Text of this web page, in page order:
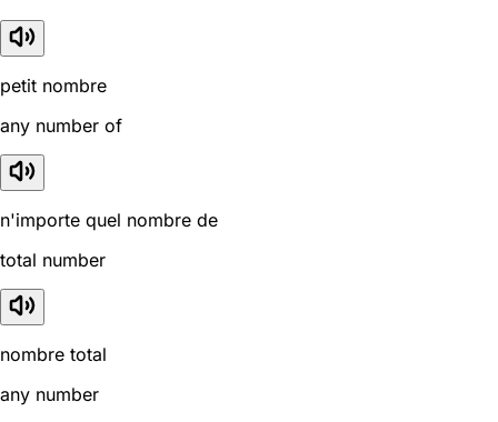
petit nombre
any number of
n'importe quel nombre de
total number
nombre total
any number